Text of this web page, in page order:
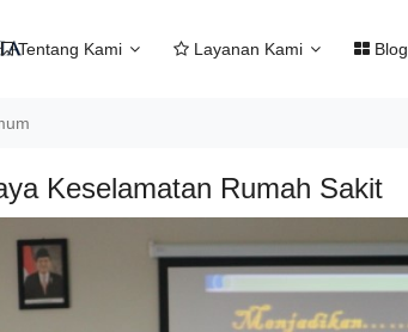
Tentang Kami Layanan Kami Blog
Keselamatan Rumah Sakit